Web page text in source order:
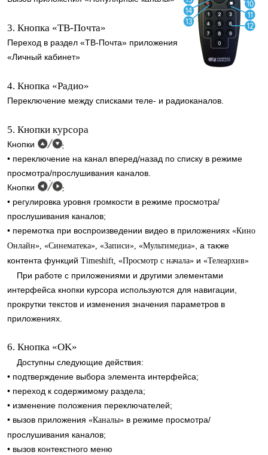
3. Кнопка «ТВ-Почта»
Переход в раздел «ТВ-Почта» приложения
«Личный кабинет»
4. Кнопка «Радио»
Переключение между списками теле- и радиоканалов.
5. Кнопки курсора
Кнопки
• переключение на канал вперед/назад по списку в режиме
просмотра/прослушивания каналов.
Кнопки
• регулировка уровня громкости в режиме просмотра/
прослушивания каналов;
• перемотка при воспроизведении видео в приложениях «Кино
Онлайн», «Синематека», «Записи», «Мультимедиа» , а также
контента функций Timeshift, «Просмотр с начала» и «Телеархив»
При работе с приложениями и другими элементами
интерфейса кнопки курсора используются для навигации,
прокрутки текстов и изменения значения параметров в
приложениях.
6. Кнопка «OK»
Доступны следующие действия:
• подтверждение выбора элемента интерфейса;
• переход к содержимому раздела;
• изменение положения переключателей;
• вызов приложения «Каналы» в режиме просмотра/
прослушивания каналов;
• вызов контекстного меню